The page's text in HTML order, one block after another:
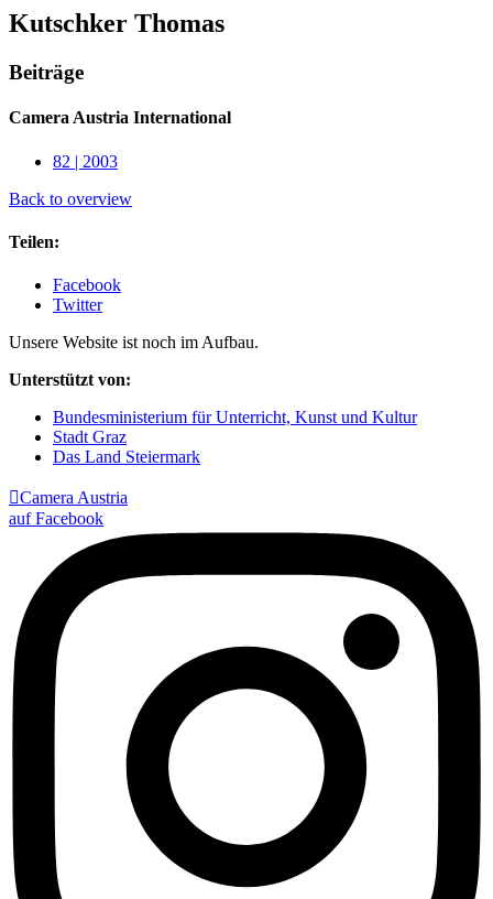
Kutschker Thomas
Beiträge
Camera Austria International
82 | 2003
Back to overview
Teilen:
Facebook
Twitter
Unsere Website ist noch im Aufbau.
Unterstützt von:
Bundesministerium für Unterricht, Kunst und Kultur
Stadt Graz
Das Land Steiermark
Camera Austria
auf Facebook